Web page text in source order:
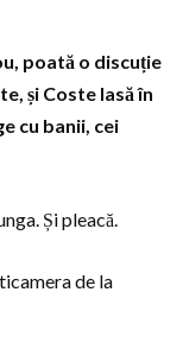
poată o discuție
și Coste lasă în
cu banii, cei
Și pleacă.
de la